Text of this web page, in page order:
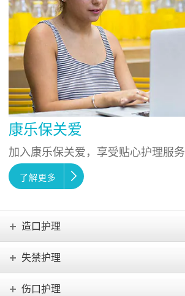
康乐保关爱
加入康乐保关爱，享受贴心护理服务
了解更多
造口护理
失禁护理
伤口护理